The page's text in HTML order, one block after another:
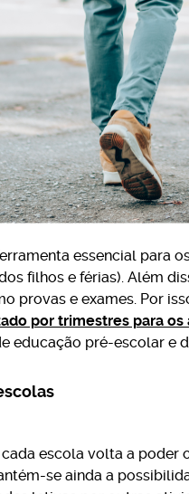
essencial para
filhos e férias). Além
provas e exames. Por
por trimestres para
educação pré-escolar e
escola volta a
se ainda a